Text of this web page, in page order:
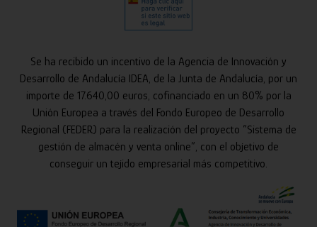
Se ha recibido un incentivo de la Agencia de Innovación y
Desarrollo de Andalucía IDEA, de la Junta de Andalucía, por un
importe de 17.640,00 euros, cofinanciado en un 80% por la
Unión Europea a través del Fondo Europeo de Desarrollo
Regional (FEDER) para la realización del proyecto “Sistema de
gestión de almacén y venta online”, con el objetivo de
conseguir un tejido empresarial más competitivo.